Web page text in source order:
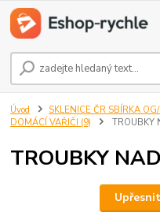
Úvod SKLENICE ČR SBÍRKA
DOMÁCÍ VAŘIČI (9)
TROUBKY
TROUBKY